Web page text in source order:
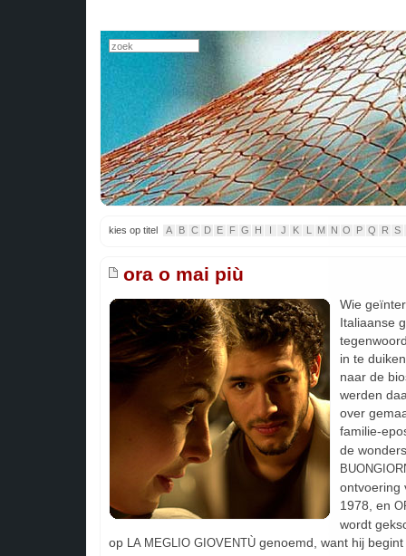
kies op titel A B C D E F G H I J K L M N O P Q R S
ora o mai più
Wie
Italiaanse
in te
naar de
werden
over
familie-
de
ontvoering
1978, en
wordt
op LA MEGLIO GIOVENTÙ genoemd, want hij